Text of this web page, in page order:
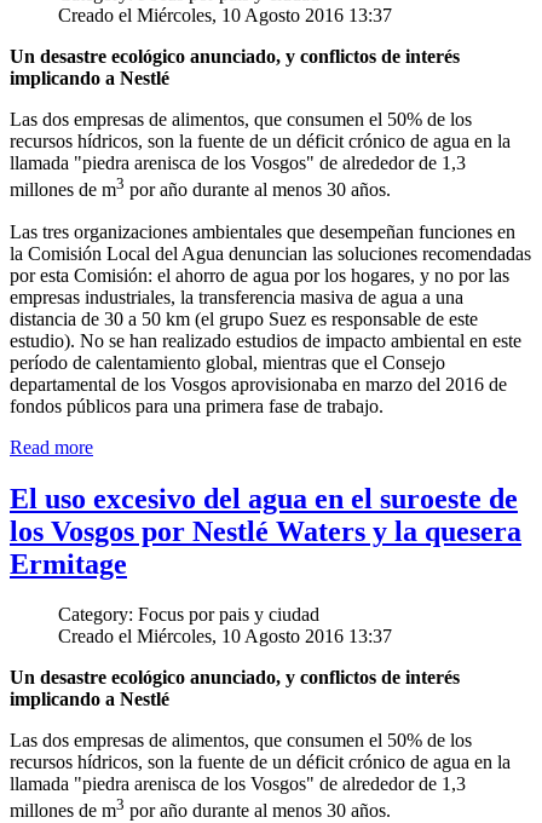
Creado el Miércoles, 10 Agosto 2016 13:37
Un desastre ecológico anunciado, y conflictos de interés
implicando a Nestlé
Las dos empresas de alimentos, que consumen el 50% de los
recursos hídricos, son la fuente de un déficit crónico de agua en la
llamada "piedra arenisca de los Vosgos" de alrededor de 1,3
millones de m3 por año durante al menos 30 años.
Las tres organizaciones ambientales que desempeñan funciones en
la Comisión Local del Agua denuncian las soluciones recomendadas
por esta Comisión: el ahorro de agua por los hogares, y no por las
empresas industriales, la transferencia masiva de agua a una
distancia de 30 a 50 km (el grupo Suez es responsable de este
estudio). No se han realizado estudios de impacto ambiental en este
período de calentamiento global, mientras que el Consejo
departamental de los Vosgos aprovisionaba en marzo del 2016 de
fondos públicos para una primera fase de trabajo.
Read more
El uso excesivo del agua en el suroeste de
los Vosgos por Nestlé Waters y la quesera
Ermitage
Category: Focus por pais y ciudad
Creado el Miércoles, 10 Agosto 2016 13:37
Un desastre ecológico anunciado, y conflictos de interés
implicando a Nestlé
Las dos empresas de alimentos, que consumen el 50% de los
recursos hídricos, son la fuente de un déficit crónico de agua en la
llamada "piedra arenisca de los Vosgos" de alrededor de 1,3
millones de m3 por año durante al menos 30 años.